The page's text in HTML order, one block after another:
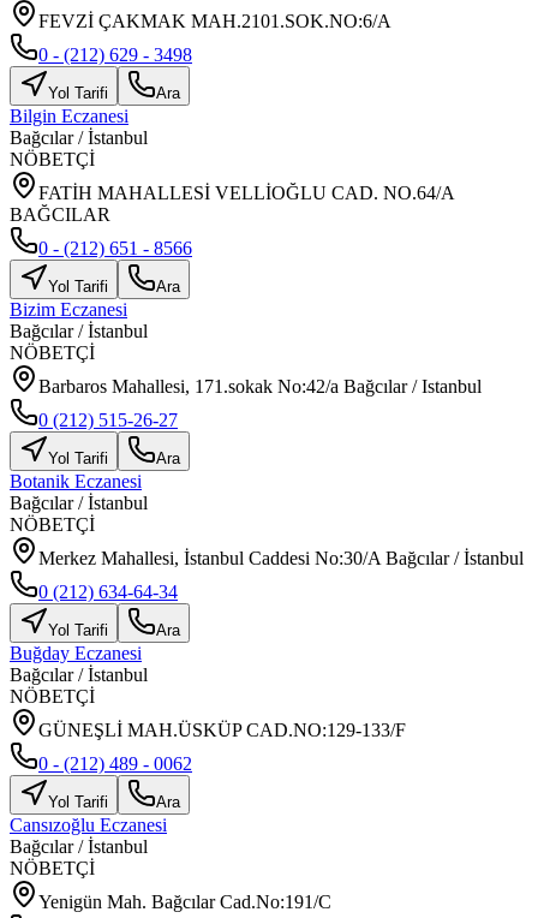
FEVZİ ÇAKMAK MAH.2101.SOK.NO:6/A
0 - (212) 629 - 3498
Yol Tarifi Ara
Bilgin Eczanesi
Bağcılar/İstanbul
NÖBETÇİ
FATİH MAHALLESİ VELLİOĞLU CAD. NO.64/A
BAĞCILAR
0 - (212) 651 - 8566
Yol Tarifi Ara
Bizim Eczanesi
Bağcılar/İstanbul
NÖBETÇİ
Barbaros Mahallesi, 171.sokak No:42/a Bağcılar / Istanbul
0 (212) 515-26-27
Yol Tarifi Ara
Botanik Eczanesi
Bağcılar/İstanbul
NÖBETÇİ
Merkez Mahallesi, İstanbul Caddesi No:30/A Bağcılar / İstanbul
0 (212) 634-64-34
Yol Tarifi Ara
Buğday Eczanesi
Bağcılar/İstanbul
NÖBETÇİ
GÜNEŞLİ MAH.ÜSKÜP CAD.NO:129-133/F
0 - (212) 489 - 0062
Yol Tarifi Ara
Cansızoğlu Eczanesi
Bağcılar/İstanbul
NÖBETÇİ
Yenigün Mah. Bağcılar Cad.No:191/C